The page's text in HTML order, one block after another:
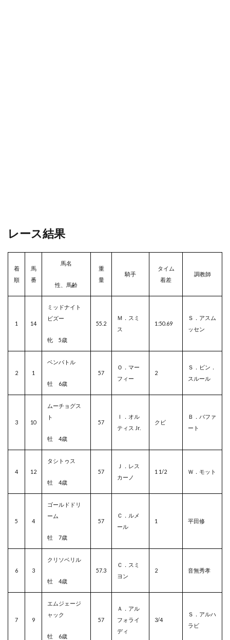
レース結果
着
順
馬
番
馬名
性、馬齢
重
量
騎手
タイム
着差
調教師
1 14
ミッドナイト
ビズー
牝 5歳
55.2
Ｍ．スミ
ス
1:50.69
Ｓ．アスム
ッセン
2 1
ベンバトル
牡 6歳
57
Ｏ．マー
フィー
2
Ｓ．ビン．
スルール
3 10
ムーチョグス
ト
牡 4歳
57
Ｉ．オル
ティス Jr.
クビ
Ｂ．バファ
ート
4 12
タシトゥス
牡 4歳
57
Ｊ．レス
カーノ
1 1/2 Ｗ．モット
5 4
ゴールドドリ
ーム
牡 7歳
57
Ｃ．ルメ
ール
1 平田修
6 3
クリソベリル
牡 4歳
57.3
Ｃ．スミ
ヨン
2 音無秀孝
7 9
エムジェージ
ャック
牡 6歳
57
Ａ．アル
フォライ
ディ
3/4
Ｓ．アルハ
ラビ